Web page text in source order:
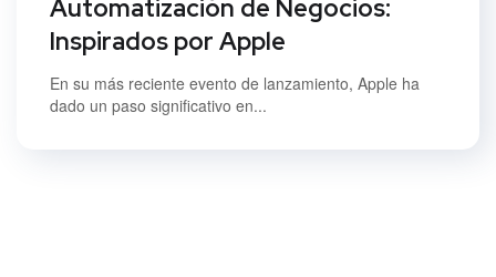
Automatización de Negocios:
Inspirados por Apple
En su más reciente evento de lanzamiento, Apple ha
dado un paso significativo en...